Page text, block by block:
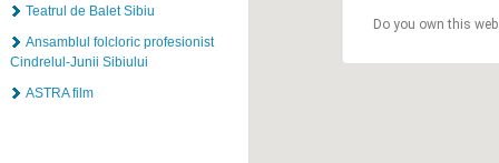
Teatrul de Balet Sibiu
Ansamblul folcloric profesionist
Cindrelul-Junii Sibiului
ASTRA film
Do you own this